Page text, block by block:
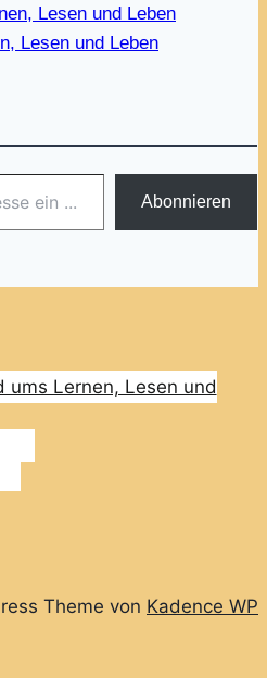
Lesen und Leben
Abonnieren
ums Lernen, Lesen und
Theme von Kadence WP